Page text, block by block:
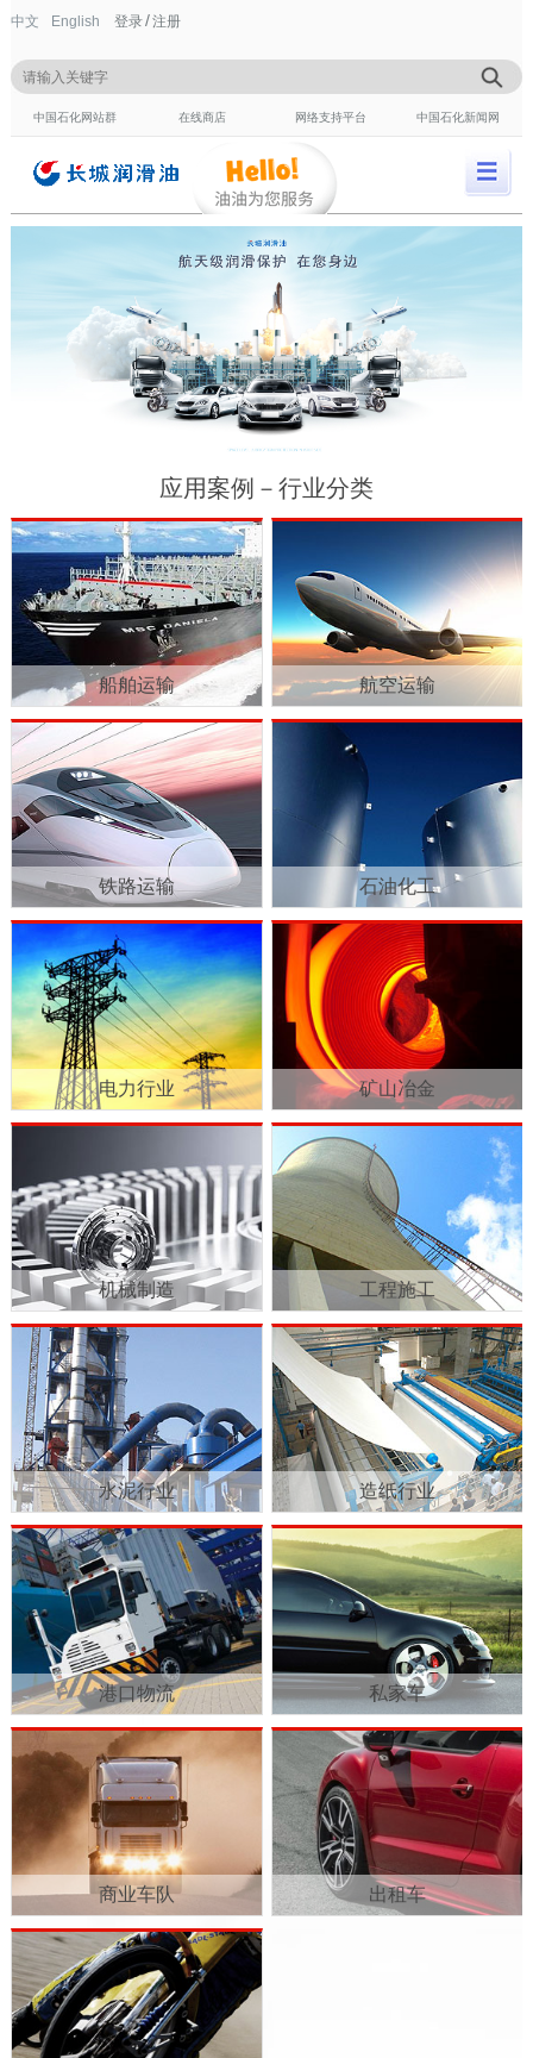
中文 English 登录/注册
中国石化网站群 在线商店 网络支持平台 中国石化新闻网
应用案例－行业分类
船舶运输 航空运输
铁路运输 石油化工
电力行业 矿山冶金
机械制造 工程施工
水泥行业 造纸行业
港口物流 私家车
商业车队 出租车